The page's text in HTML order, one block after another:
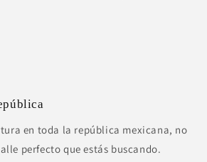
en toda la república mexicana, no
perfecto que estás buscando.